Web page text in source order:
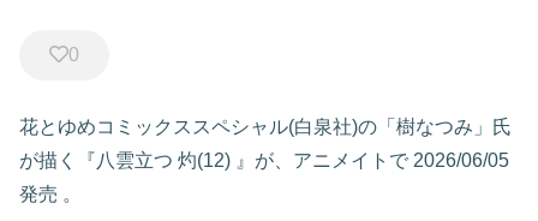
0
花とゆめコミックススペシャル(白泉社)の「樹なつみ」氏
が描く『八雲立つ 灼(12) 』が、アニメイトで 2026/06/05
発売 。